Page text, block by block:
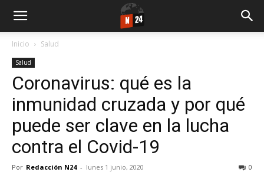
Inicio Salud
Salud
Coronavirus: qué es la
inmunidad cruzada y por qué
puede ser clave en la lucha
contra el Covid-19
Por Redacción N24 - lunes 1 junio, 2020 0